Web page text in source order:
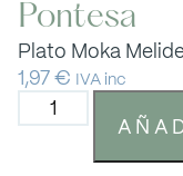
Pontesa
Plato Moka
1,97€ IVA inc